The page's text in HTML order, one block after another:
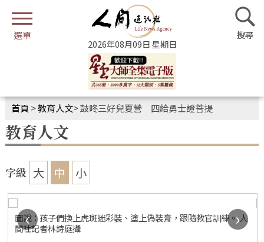
2026年08月09日 星期日
首頁 >教育人文>鼓咚三好兒夏營 四給勇士證菩提
教育人文
字級 大 中 小
圖說：孩子們換上虎斑迷彩裝、塗上偽裝膏，跟隨教官訓練。 人
間社記者林詩庭攝
‹ ›